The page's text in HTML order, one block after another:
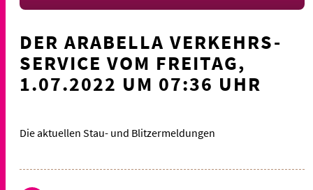
DER ARABELLA VERKEHRS-
SERVICE VOM FREITAG,
1.07.2022 UM 07:36 UHR
Die aktuellen Stau- und Blitzermeldungen